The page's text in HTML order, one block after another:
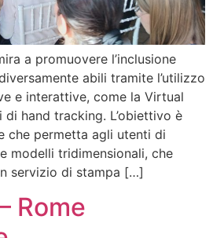
a promuovere l’inclusione
abili tramite l’utilizzo
e interattive, come la Virtual
di hand tracking. L’obiettivo è
che permetta agli utenti di
modelli tridimensionali, che
servizio di stampa […]
Rome